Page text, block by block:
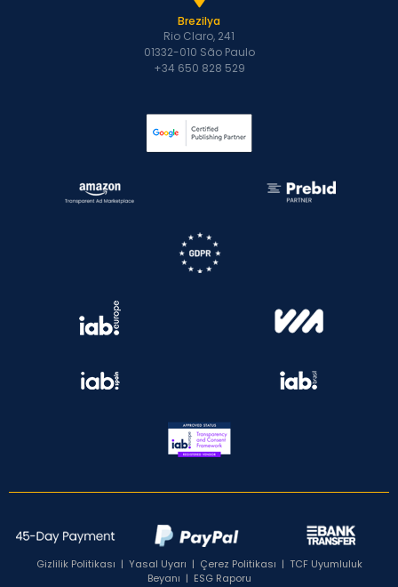
Brezilya
Rio Claro, 241
01332-010 São Paulo
+34 650 828 529
Gizlilik Politikası | Yasal Uyarı | Çerez Politikası | TCF Uyumluluk
Beyanı | ESG Raporu